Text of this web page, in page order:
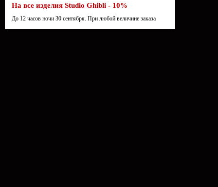
На все изделия Studio Ghibli - 10%
До 12 часов ночи 30 сентября. При любой величине заказа